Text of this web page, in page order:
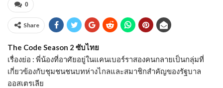
0
Share
The Code Season 2 ซับไทย
เรื่องย่อ : พี่น้องที่อาศัยอยู่ในแคนเบอร์ราสองคนกลายเป็นกลุ่มที่
เกี่ยวข้องกับชุมชนชนบทห่างไกลและสมาชิกสำคัญของรัฐบาล
ออสเตรเลีย